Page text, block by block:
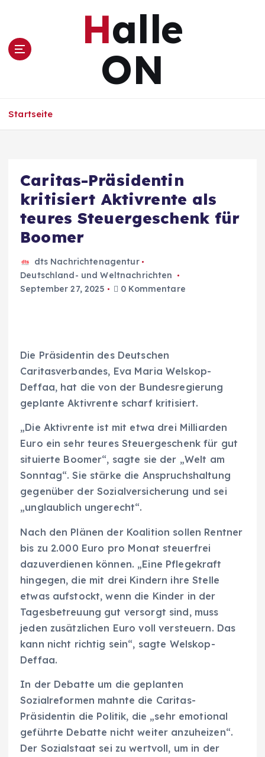
s
Halle
ON
Startseite
Caritas-Präsidentin
kritisiert Aktivrente als
teures Steuergeschenk für
Boomer
dts Nachrichtenagentur
Deutschland- und Weltnachrichten
September 27, 2025
0 Kommentare
Die Präsidentin des Deutschen
Caritasverbandes, Eva Maria Welskop-
Deffaa, hat die von der Bundesregierung
geplante Aktivrente scharf kritisiert.
„Die Aktivrente ist mit etwa drei Milliarden
Euro ein sehr teures Steuergeschenk für gut
situierte Boomer“, sagte sie der „Welt am
Sonntag“. Sie stärke die Anspruchshaltung
gegenüber der Sozialversicherung und sei
„unglaublich ungerecht“.
Nach den Plänen der Koalition sollen Rentner
bis zu 2.000 Euro pro Monat steuerfrei
dazuverdienen können. „Eine Pflegekraft
hingegen, die mit drei Kindern ihre Stelle
etwas aufstockt, wenn die Kinder in der
Tagesbetreuung gut versorgt sind, muss
jeden zusätzlichen Euro voll versteuern. Das
kann nicht richtig sein“, sagte Welskop-
Deffaa.
In der Debatte um die geplanten
Sozialreformen mahnte die Caritas-
Präsidentin die Politik, die „sehr emotional
geführte Debatte nicht weiter anzuheizen“.
Der Sozialstaat sei zu wertvoll, um in der